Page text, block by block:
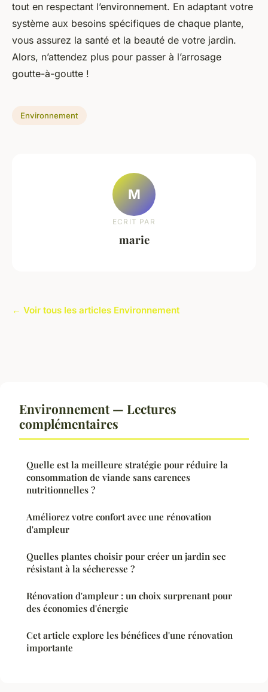
tout en respectant l’environnement. En adaptant votre
système aux besoins spécifiques de chaque plante,
vous assurez la santé et la beauté de votre jardin.
Alors, n’attendez plus pour passer à l’arrosage
goutte-à-goutte !
Environnement
M
ECRIT PAR
marie
← Voir tous les articles Environnement
Environnement — Lectures
complémentaires
Quelle est la meilleure stratégie pour réduire la
consommation de viande sans carences
nutritionnelles ?
Améliorez votre confort avec une rénovation
d'ampleur
Quelles plantes choisir pour créer un jardin sec
résistant à la sécheresse ?
Rénovation d'ampleur : un choix surprenant pour
des économies d'énergie
Cet article explore les bénéfices d'une rénovation
importante